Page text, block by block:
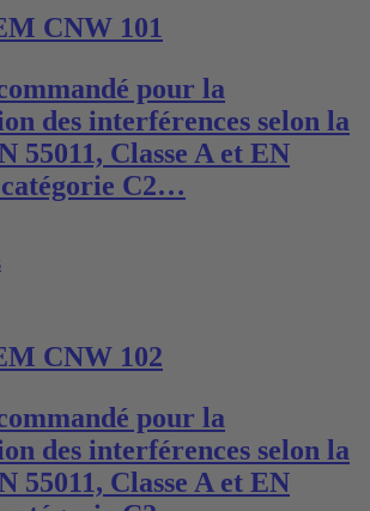
CNW 101
pour la
des interférences selon la
55011, Classe A et EN
catégorie C2…
CNW 102
pour la
des interférences selon la
55011, Classe A et EN